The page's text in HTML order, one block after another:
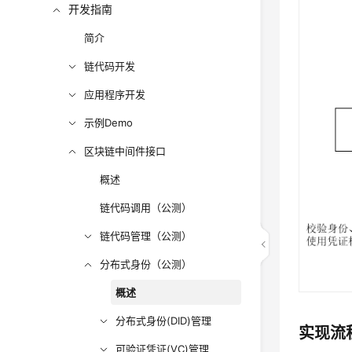
开发指南
简介
链代码开发
应用程序开发
示例Demo
区块链中间件接口
概述
链代码调用（公测）
链代码管理（公测）
分布式身份（公测）
概述
分布式身份(DID)管理
可验证凭证(VC)管理
实现流